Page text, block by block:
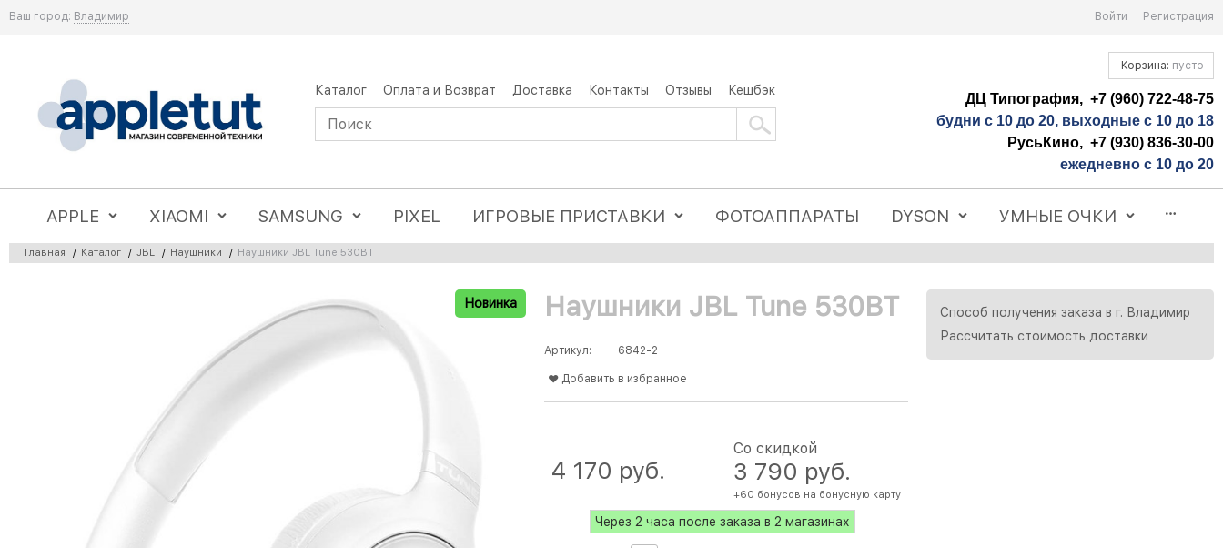
Ваш город: Владимир Войти Регистрация
Каталог Оплата и Возврат Доставка Контакты Отзывы Кешбэк
Корзина: пусто
ДЦ Типография, +7 (960) 722-48-75
будни с 10 до 20, выходные с 10 до 18
РусьКино, +7 (930) 836-30-00
ежедневно с 10 до 20
APPLE XIAOMI SAMSUNG PIXEL ИГРОВЫЕ ПРИСТАВКИ ФОТОАППАРАТЫ DYSON УМНЫЕ ОЧКИ
Главная / Каталог / JBL / Наушники / Наушники JBL Tune 530BT
Новинка Наушники JBL Tune 530BT
Артикул: 6842-2
Добавить в избранное
3 790 руб.
+60 бонусов на бонусную карту
Со скидкой
4 170 руб.
Через 2 часа после заказа в 2 магазинах
Способ получения заказа в г. Владимир
Рассчитать стоимость доставки